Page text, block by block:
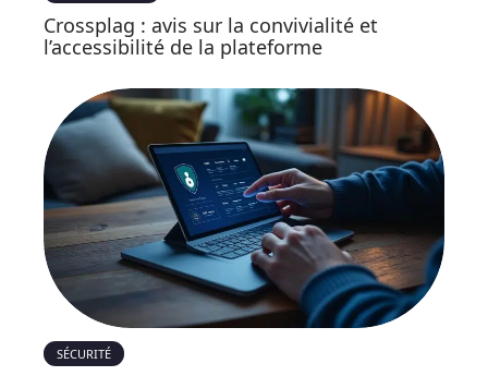
Crossplag : avis sur la convivialité et
l’accessibilité de la plateforme
SÉCURITÉ